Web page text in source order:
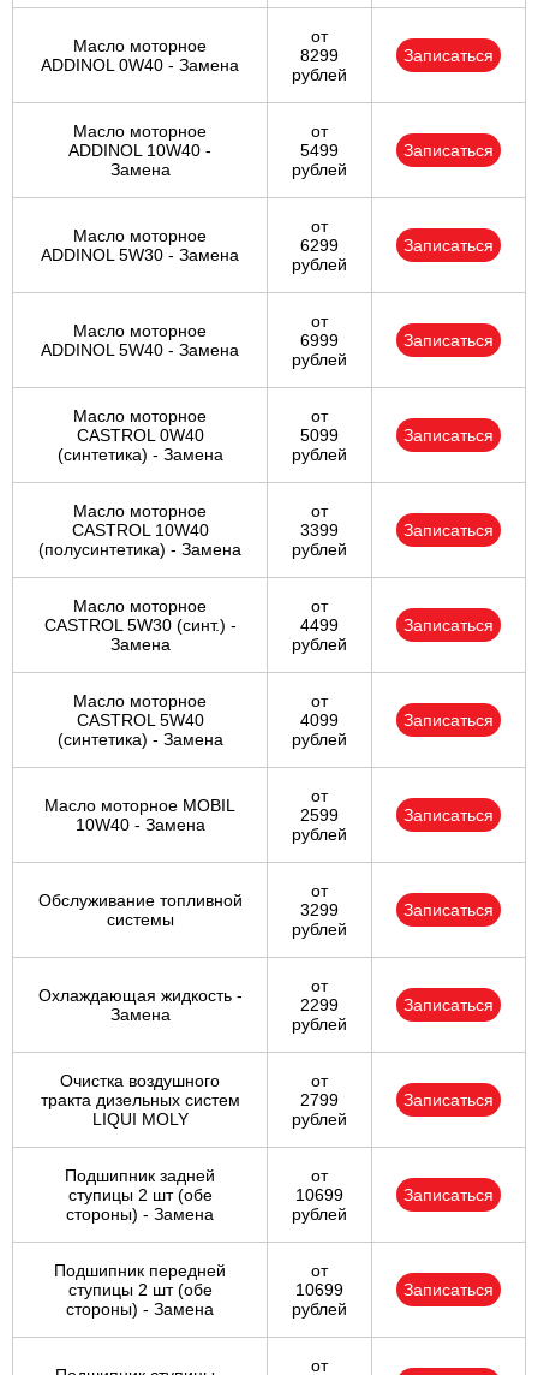
Масло моторное
ADDINOL 0W40 - Замена
от
8299
рублей
Записаться
Масло моторное
ADDINOL 10W40 -
Замена
от
5499
рублей
Записаться
Масло моторное
ADDINOL 5W30 - Замена
от
6299
рублей
Записаться
Масло моторное
ADDINOL 5W40 - Замена
от
6999
рублей
Записаться
Масло моторное
CASTROL 0W40
(синтетика) - Замена
от
5099
рублей
Записаться
Масло моторное
CASTROL 10W40
(полусинтетика) - Замена
от
3399
рублей
Записаться
Масло моторное
CASTROL 5W30 (синт.) -
Замена
от
4499
рублей
Записаться
Масло моторное
CASTROL 5W40
(синтетика) - Замена
от
4099
рублей
Записаться
Масло моторное MOBIL
10W40 - Замена
от
2599
рублей
Записаться
Обслуживание топливной
системы
от
3299
рублей
Записаться
Охлаждающая жидкость -
Замена
от
2299
рублей
Записаться
Очистка воздушного
тракта дизельных систем
LIQUI MOLY
от
2799
рублей
Записаться
Подшипник задней
ступицы 2 шт (обе
стороны) - Замена
от
10699
рублей
Записаться
Подшипник передней
ступицы 2 шт (обе
стороны) - Замена
от
10699
рублей
Записаться
от